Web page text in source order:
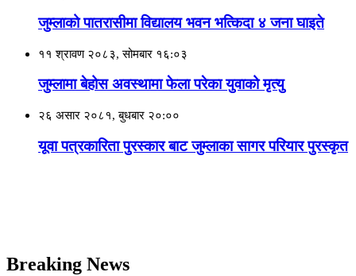
जुम्लाको पातरासीमा विद्यालय भवन भत्किदा ४ जना घाइते
११ श्रावण २०८३, सोमबार १६:०३
जुम्लामा बेहोस अवस्थामा फेला परेका युवाको मृत्यु
२६ असार २०८१, बुधबार २०:००
यूवा पत्रकारिता पुरस्कार बाट जुम्लाका सागर परियार पुरस्कृत
Breaking News